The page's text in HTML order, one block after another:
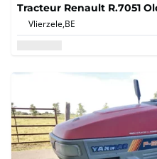
Tracteur Renault R.7051
Vlierzele,BE